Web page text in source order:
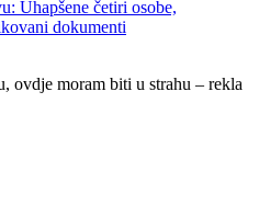
Uhapšene četiri osobe,
dokumenti
ovdje moram biti u strahu – rekla